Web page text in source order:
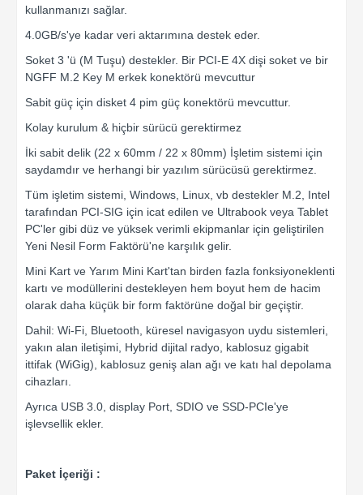
kullanmanızı sağlar.
4.0GB/s'ye kadar veri aktarımına destek eder.
Soket 3 'ü (M Tuşu) destekler. Bir PCI-E 4X dişi soket ve bir
NGFF M.2 Key M erkek konektörü mevcuttur
Sabit güç için disket 4 pim güç konektörü mevcuttur.
Kolay kurulum & hiçbir sürücü gerektirmez
İki sabit delik (22 x 60mm / 22 x 80mm) İşletim sistemi için
saydamdır ve herhangi bir yazılım sürücüsü gerektirmez.
Tüm işletim sistemi, Windows, Linux, vb destekler M.2, Intel
tarafından PCI-SIG için icat edilen ve Ultrabook veya Tablet
PC'ler gibi düz ve yüksek verimli ekipmanlar için geliştirilen
Yeni Nesil Form Faktörü'ne karşılık gelir.
Mini Kart ve Yarım Mini Kart'tan birden fazla fonksiyoneklenti
kartı ve modüllerini destekleyen hem boyut hem de hacim
olarak daha küçük bir form faktörüne doğal bir geçiştir.
Dahil: Wi-Fi, Bluetooth, küresel navigasyon uydu sistemleri,
yakın alan iletişimi, Hybrid dijital radyo, kablosuz gigabit
ittifak (WiGig), kablosuz geniş alan ağı ve katı hal depolama
cihazları.
Ayrıca USB 3.0, display Port, SDIO ve SSD-PCIe'ye
işlevsellik ekler.
Paket İçeriği :